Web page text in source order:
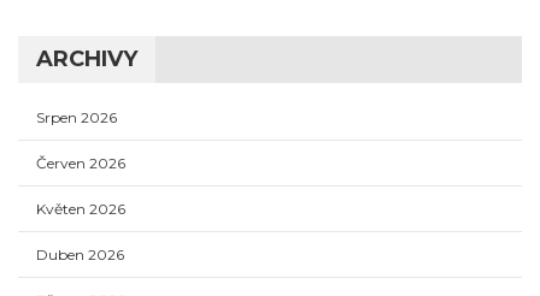
ARCHIVY
Srpen 2026
Červen 2026
Květen 2026
Duben 2026